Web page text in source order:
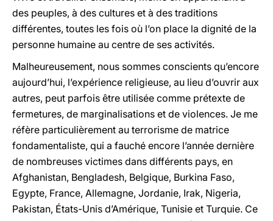
des peuples, à des cultures et à des traditions
différentes, toutes les fois où l’on place la dignité de la
personne humaine au centre de ses activités.
Malheureusement, nous sommes conscients qu’encore
aujourd’hui, l’expérience religieuse, au lieu d’ouvrir aux
autres, peut parfois être utilisée comme prétexte de
fermetures, de marginalisations et de violences. Je me
réfère particulièrement au terrorisme de matrice
fondamentaliste, qui a fauché encore l’année dernière
de nombreuses victimes dans différents pays, en
Afghanistan, Bengladesh, Belgique, Burkina Faso,
Egypte, France, Allemagne, Jordanie, Irak, Nigeria,
Pakistan, États-Unis d’Amérique, Tunisie et Turquie. Ce